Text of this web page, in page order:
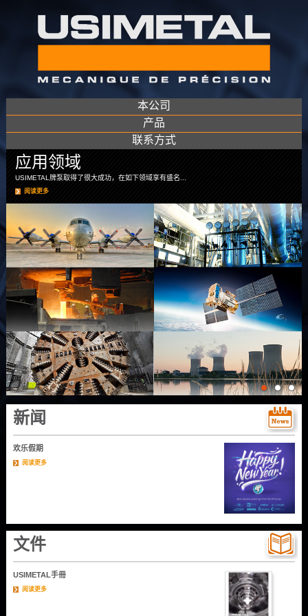
本公司
产品
联系方式
​应用领域
USIMETAL牌泵取得了很大成功，在如下领域享有盛名...
阅读更多
新闻
欢乐假期
阅读更多
文件
USIMETAL手冊
阅读更多